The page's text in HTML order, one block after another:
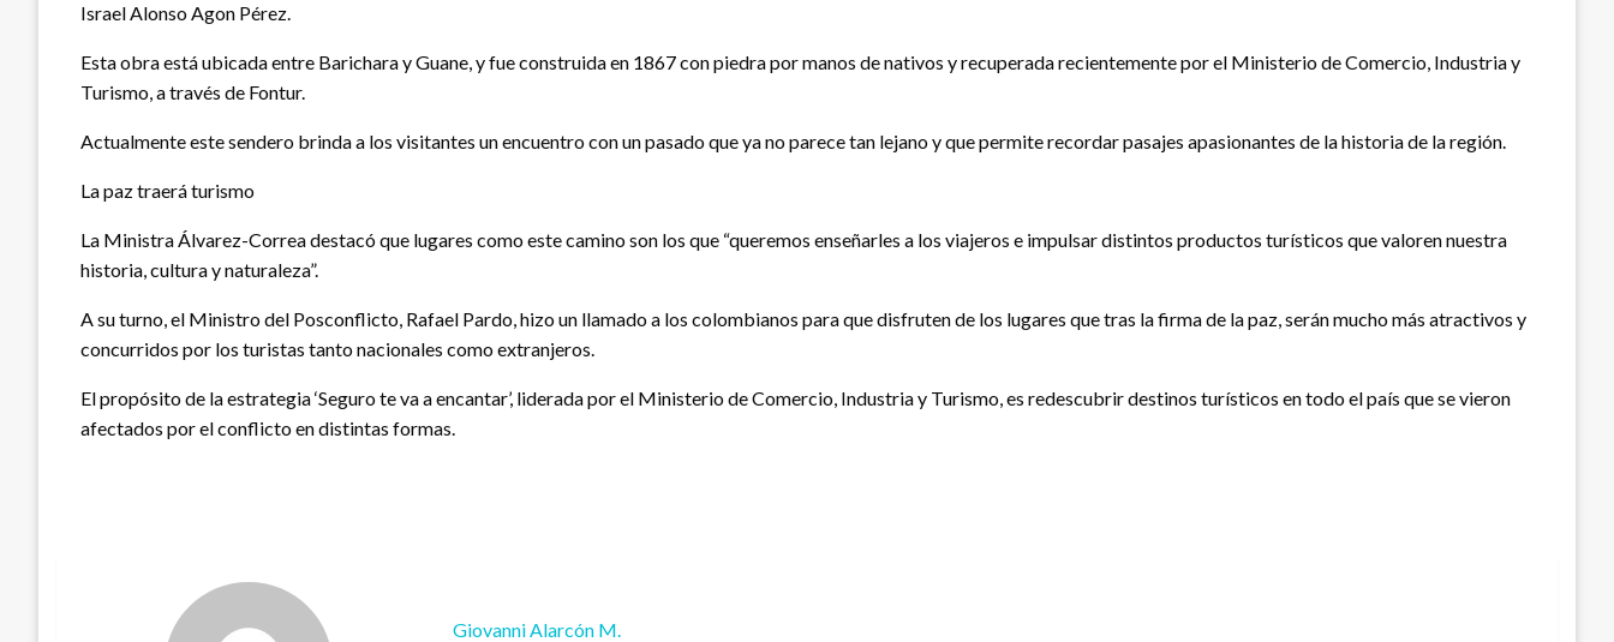
Israel Alonso Agon Pérez.
Esta obra está ubicada entre Barichara y Guane, y fue construida en 1867 con piedra por manos de nativos y recuperada recientemente por el Ministerio de Comercio, Industria y
Turismo, a través de Fontur.
Actualmente este sendero brinda a los visitantes un encuentro con un pasado que ya no parece tan lejano y que permite recordar pasajes apasionantes de la historia de la región.
La paz traerá turismo
La Ministra Álvarez-Correa destacó que lugares como este camino son los que “queremos enseñarles a los viajeros e impulsar distintos productos turísticos que valoren nuestra
historia, cultura y naturaleza”.
A su turno, el Ministro del Posconflicto, Rafael Pardo, hizo un llamado a los colombianos para que disfruten de los lugares que tras la firma de la paz, serán mucho más atractivos y
concurridos por los turistas tanto nacionales como extranjeros.
El propósito de la estrategia ‘Seguro te va a encantar’, liderada por el Ministerio de Comercio, Industria y Turismo, es redescubrir destinos turísticos en todo el país que se vieron
afectados por el conflicto en distintas formas.
Giovanni Alarcón M.